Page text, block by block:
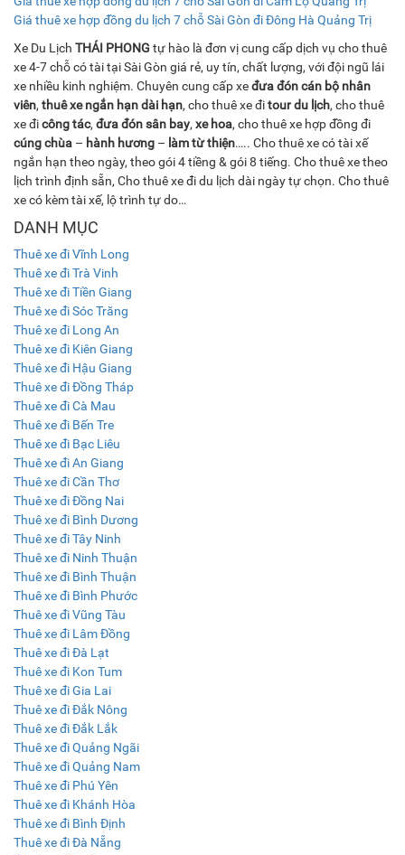
Giá thuê xe hợp đồng du lịch 7 chỗ Sài Gòn đi Đông Hà Quảng Trị
Xe Du Lịch THÁI PHONG tự hào là đơn vị cung cấp dịch vụ cho thuê
xe 4-7 chỗ có tài tại Sài Gòn giá rẻ, uy tín, chất lượng, với đội ngũ lái
xe nhiều kinh nghiệm. Chuyên cung cấp xeđưa đón cán bộ nhân
viên, thuê xe ngắn hạn dài hạn, cho thuê xe đitour du lịch, cho thuê
xe đicông tác, đưa đón sân bay, xe hoa, cho thuê xe hợp đồng đi
cúng chùa – hành hương – làm từ thiện….. Cho thuê xe có tài xế
ngắn hạn theo ngày, theo gói 4 tiềng & gói 8 tiếng. Cho thuê xe theo
lịch trình định sẵn, Cho thuê xe đi du lịch dài ngày tự chọn. Cho thuê
xe có kèm tài xế, lộ trình tự do…
DANH MỤC
Thuê xe đi Vĩnh Long
Thuê xe đi Trà Vinh
Thuê xe đi Tiền Giang
Thuê xe đi Sóc Trăng
Thuê xe đi Long An
Thuê xe đi Kiên Giang
Thuê xe đi Hậu Giang
Thuê xe đi Đồng Tháp
Thuê xe đi Cà Mau
Thuê xe đi Bến Tre
Thuê xe đi Bạc Liêu
Thuê xe đi An Giang
Thuê xe đi Cần Thơ
Thuê xe đi Đồng Nai
Thuê xe đi Bình Dương
Thuê xe đi Tây Ninh
Thuê xe đi Ninh Thuận
Thuê xe đi Bình Thuận
Thuê xe đi Bình Phước
Thuê xe đi Vũng Tàu
Thuê xe đi Lâm Đồng
Thuê xe đi Đà Lạt
Thuê xe đi Kon Tum
Thuê xe đi Gia Lai
Thuê xe đi Đắk Nông
Thuê xe đi Đắk Lắk
Thuê xe đi Quảng Ngãi
Thuê xe đi Quảng Nam
Thuê xe đi Phú Yên
Thuê xe đi Khánh Hòa
Thuê xe đi Bình Định
Thuê xe đi Đà Nẵng